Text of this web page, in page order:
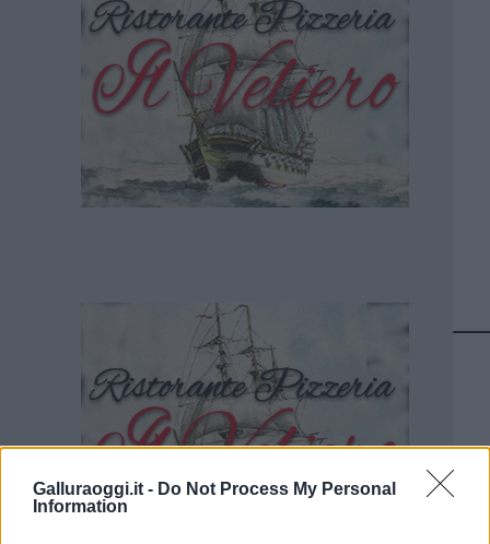
Galluraoggi.it - Do Not Process My Personal
Information